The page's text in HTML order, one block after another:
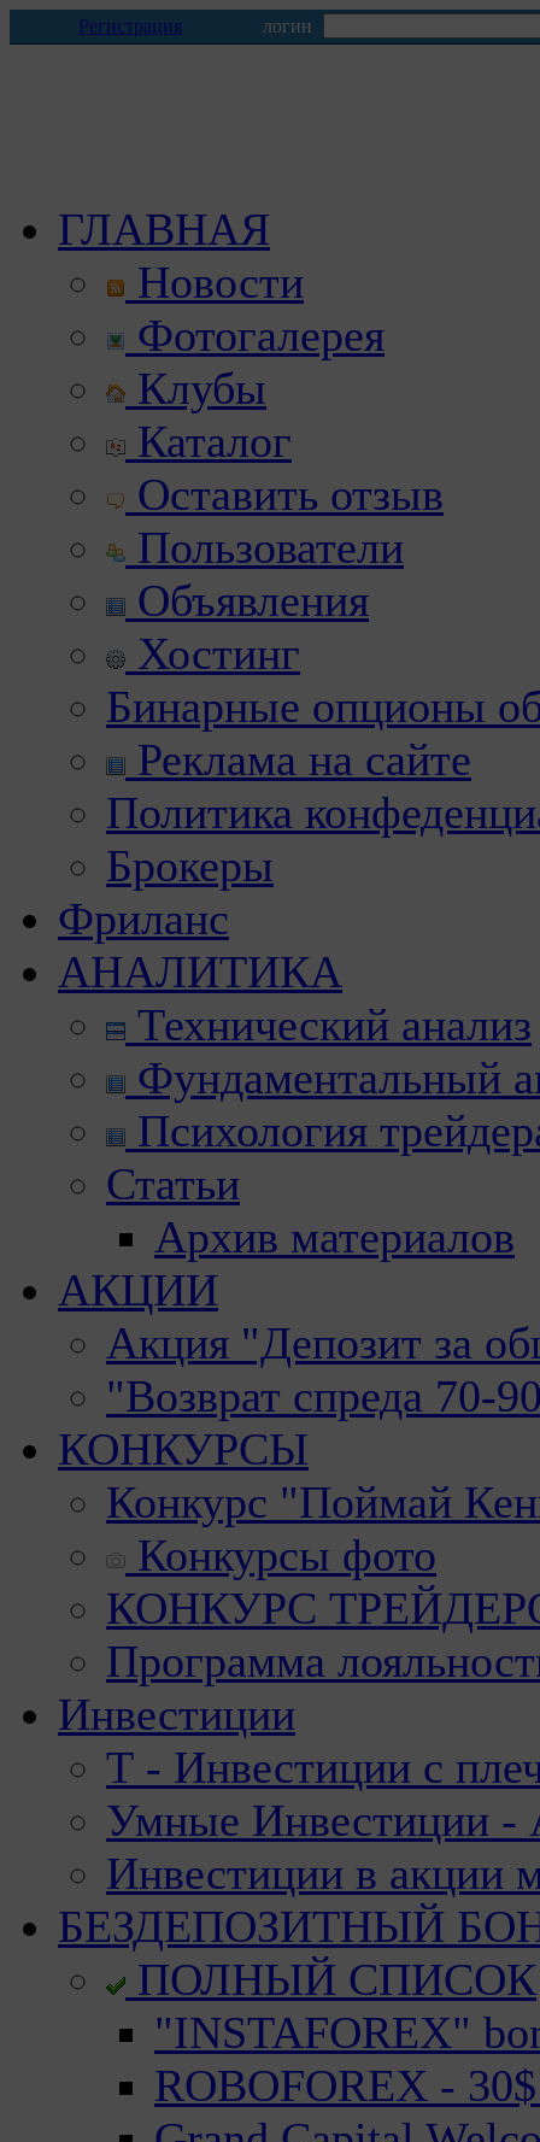
Регистрация логин
ГЛАВНАЯ
Новости
Фотогалерея
Клубы
Каталог
Оставить отзыв
Пользователи
Объявления
Хостинг
Бинарные опционы
Реклама на сайте
Политика
Брокеры
Фриланс
АНАЛИТИКА
Технический анализ
Фундаментальный
Психология
Статьи
Архив материалов
АКЦИИ
Акция "Депозит за
"Возврат спреда 70-
КОНКУРСЫ
Конкурс "Поймай
Конкурсы фото
КОНКУРС
Программа
Инвестиции
Т - Инвестиции с
Умные Инвестиции -
Инвестиции в акции
БЕЗДЕПОЗИТНЫЙ
ПОЛНЫЙ СПИСОК
"INSTAFOREX"
ROBOFOREX -